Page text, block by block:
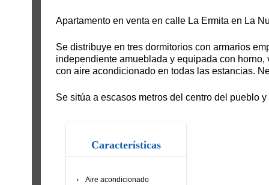
Apartamento en venta en calle La Ermita en La
Se distribuye en tres dormitorios con armarios
independiente amueblada y equipada con
con aire acondicionado en todas las estancias.
Se sitúa a escasos metros del centro del pueblo
Características
Aire acondicionado